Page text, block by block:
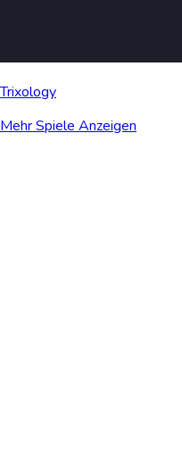
Trixology
Mehr Spiele Anzeigen